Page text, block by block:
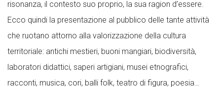
risonanza, il contesto suo proprio, la sua ragion d’essere.
Ecco quindi la presentazione al pubblico delle tante attività
che ruotano attorno alla valorizzazione della cultura
territoriale: antichi mestieri, buoni mangiari, biodiversità,
laboratori didattici, saperi artigiani, musei etnografici,
racconti, musica, cori, balli folk, teatro di figura, poesia…